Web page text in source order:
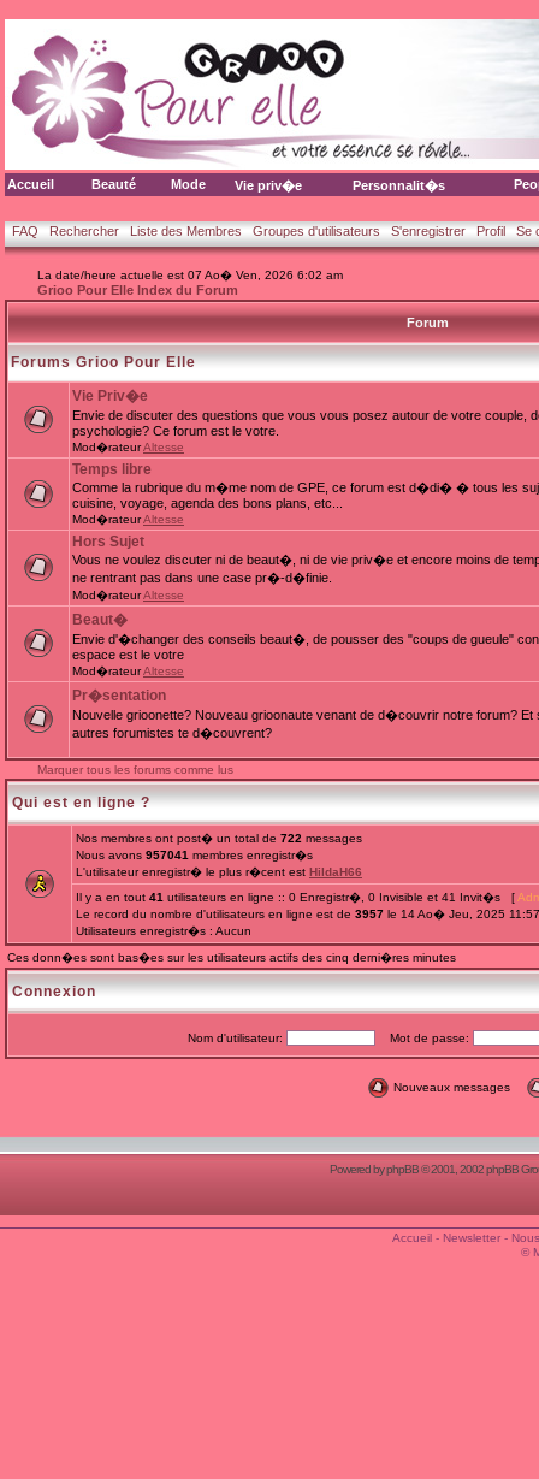
Accueil Beauté Mode Vie priv�e Personnalit�s
FAQ Rechercher Liste des Membres Groupes d'utilisateurs S'enregistrer Profil Se
La date/heure actuelle est 07 Ao� Ven, 2026 6:02 am
Grioo Pour Elle Index du Forum
Forum
Forums Grioo Pour Elle
Vie Priv�e
Envie de discuter des questions que vous vous posez autour de votre
psychologie? Ce forum est le votre.
Mod�rateurAltesse
Temps libre
Comme la rubrique du m�me nom de GPE, ce forum est d�di� � tous les
cuisine, voyage, agenda des bons plans, etc...
Mod�rateurAltesse
Hors Sujet
Vous ne voulez discuter ni de beaut�, ni de vie priv�e et encore moins de
ne rentrant pas dans une case pr�-d�finie.
Mod�rateurAltesse
Beaut�
Envie d'�changer des conseils beaut�, de pousser des "coups de gueule"
espace est le votre
Mod�rateurAltesse
Pr�sentation
Nouvelle grioonette? Nouveau grioonaute venant de d�couvrir notre forum?
autres forumistes te d�couvrent?
Marquer tous les forums comme lus
Qui est en ligne ?
Nos membres ont post� un total de 722 messages
Nous avons 957041 membres enregistr�s
L'utilisateur enregistr� le plus r�cent est HildaH66
Il y a en tout 41 utilisateurs en ligne :: 0 Enregistr�, 0 Invisible et 41 Invit�s [
Le record du nombre d'utilisateurs en ligne est de 3957 le 14 Ao� Jeu, 2025
Utilisateurs enregistr�s : Aucun
Ces donn�es sont bas�es sur les utilisateurs actifs des cinq derni�res minutes
Connexion
Nom d'utilisateur: Mot de passe:
Nouveaux messages
Powered byphpBB© 2001, 2002 phpBB
Accueil- Newsletter-
©